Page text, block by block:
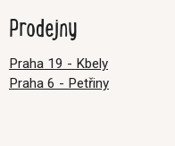
Prodejny
Praha 19 - Kbely
Praha 6 - Petřiny